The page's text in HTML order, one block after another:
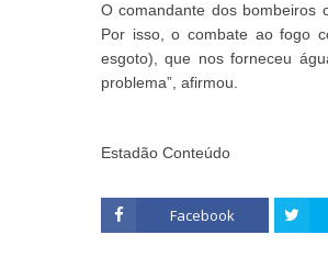
O comandante dos bombeiros
Por isso, o combate ao fogo
esgoto), que nos forneceu
problema”, afirmou.
Estadão Conteúdo
Facebook